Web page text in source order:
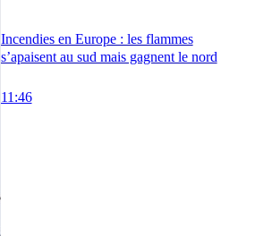
Incendies en Europe : les flammes
s’apaisent au sud mais gagnent le nord
11:46